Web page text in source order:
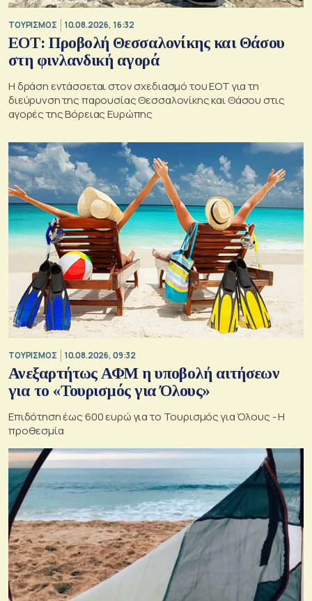
ΤΟΥΡΙΣΜΟΣ 10.08.2026, 16:32
ΕΟΤ: Προβολή Θεσσαλονίκης και Θάσου
στη φινλανδική αγορά
Η δράση εντάσσεται στον σχεδιασμό του ΕΟΤ για τη
διεύρυνση της παρουσίας Θεσσαλονίκης και Θάσου στις
αγορές της Βόρειας Ευρώπης
ΤΟΥΡΙΣΜΟΣ 10.08.2026, 09:32
Ανεξαρτήτως ΑΦΜ η υποβολή αιτήσεων
για το «Τουρισμός για Όλους»
Επιδότηση έως 600 ευρώ για το Τουρισμός για Όλους - Η
προθεσμία